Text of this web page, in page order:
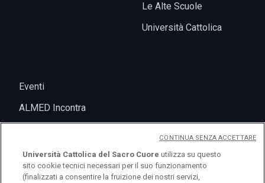
Le Alte Scuole
Università Cattolica
Eventi
ALMED Incontra
Università Cattolica del Sacro Cuore utilizza su questo
sito cookie tecnici necessari per il suo funzionamento
(finalizzati a consentire la fruizione dei nostri servizi,
CONTINUA SENZA ACCETTARE